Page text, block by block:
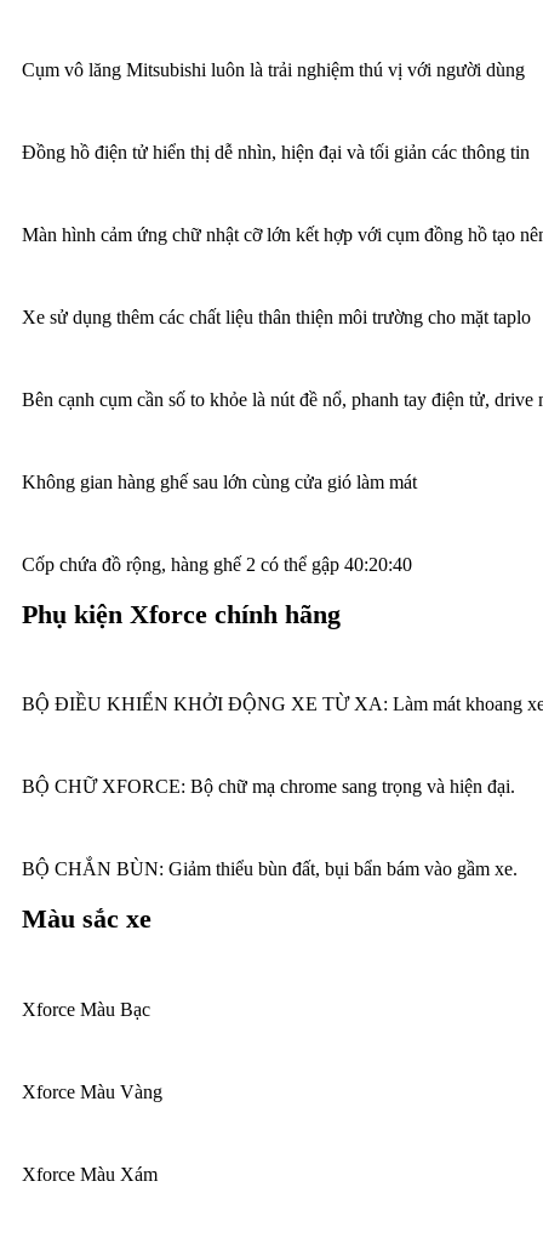
Cụm vô lăng Mitsubishi luôn là trải nghiệm thú vị với người dùng
Đồng hồ điện tử hiển thị dễ nhìn, hiện đại và tối giản các thông tin
Màn hình cảm ứng chữ nhật cỡ lớn kết hợp với cụm đồng hồ tạo
Xe sử dụng thêm các chất liệu thân thiện môi trường cho mặt taplo
Bên cạnh cụm cần số to khỏe là nút đề nổ, phanh tay điện tử, drive
Không gian hàng ghế sau lớn cùng cửa gió làm mát
Cốp chứa đồ rộng, hàng ghế 2 có thể gập 40:20:40
Phụ kiện Xforce chính hãng
BỘ ĐIỀU KHIỂN KHỞI ĐỘNG XE TỪ XA: Làm mát khoang xe
BỘ CHỮ XFORCE: Bộ chữ mạ chrome sang trọng và hiện đại.
BỘ CHẮN BÙN: Giảm thiểu bùn đất, bụi bẩn bám vào gầm xe.
Màu sắc xe
Xforce Màu Bạc
Xforce Màu Vàng
Xforce Màu Xám